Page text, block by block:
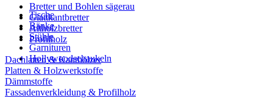
Tische
Bänke
Stühle
Garnituren
Hollywoodschaukeln
Bretter und Bohlen sägerau
Glattkantbretter
Altholzbretter
Profilholz
Dachlatten & Kanthölzer
Platten & Holzwerkstoffe
Dämmstoffe
Fassadenverkleidung & Profilholz